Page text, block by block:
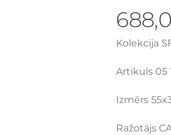
Kolekcija
Artikuls 05
Izmērs
Ražotājs